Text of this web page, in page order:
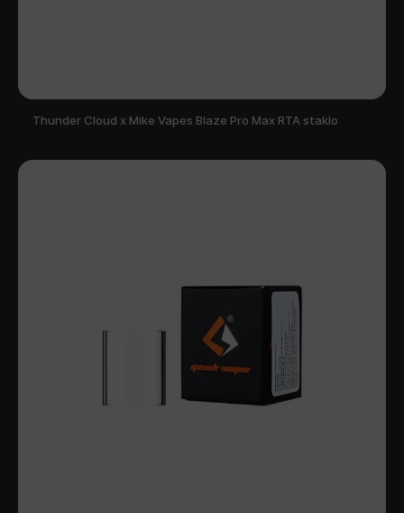
Thunder Cloud x Mike Vapes Blaze Pro Max RTA staklo